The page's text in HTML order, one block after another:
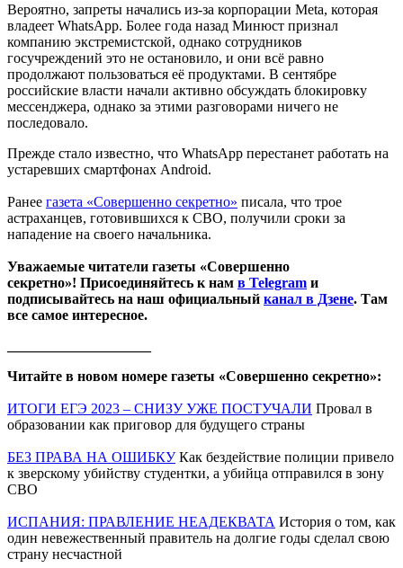
Вероятно, запреты начались из-за корпорации Meta, которая
владеет WhatsApp. Более года назад Минюст признал
компанию экстремистской, однако сотрудников
госучреждений это не остановило, и они всё равно
продолжают пользоваться её продуктами. В сентябре
российские власти начали активно обсуждать блокировку
мессенджера, однако за этими разговорами ничего не
последовало.
Прежде стало известно, что WhatsApp перестанет работать на
устаревших смартфонах Android.
Ранее газета «Совершенно секретно» писала, что трое
астраханцев, готовившихся к СВО, получили сроки за
нападение на своего начальника.
Уважаемые читатели газеты «Совершенно
секретно»! Присоединяйтесь к нам в Telegram и
подписывайтесь на наш официальный канал в Дзене. Там
все самое интересное.
Читайте в новом номере газеты «Совершенно секретно»:
ИТОГИ ЕГЭ 2023 – СНИЗУ УЖЕ ПОСТУЧАЛИ Провал в
образовании как приговор для будущего страны
БЕЗ ПРАВА НА ОШИБКУКак бездействие полиции привело
к зверскому убийству студентки, а убийца отправился в зону
СВО
ИСПАНИЯ: ПРАВЛЕНИЕ НЕАДЕКВАТА История о том, как
один невежественный правитель на долгие годы сделал свою
страну несчастной